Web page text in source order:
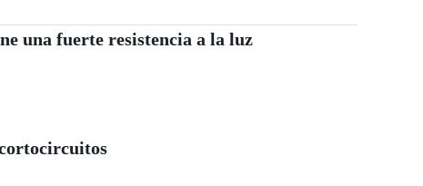
una fuerte resistencia a la luz